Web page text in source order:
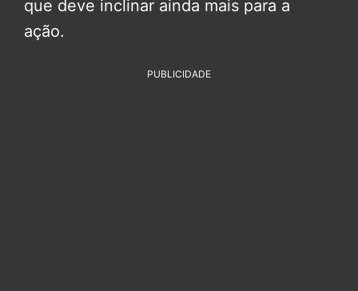
que deve inclinar ainda mais para a
ação.
PUBLICIDADE